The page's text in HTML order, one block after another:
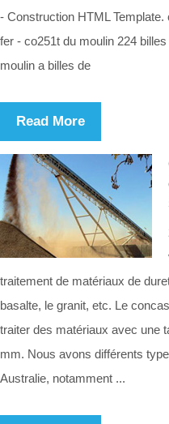
- Construction HTML
fer - co251t du moulin 224
moulin a billes de
Read More
traitement de matériaux de
basalte, le granit, etc. Le
traiter des matériaux avec une
mm. Nous avons différents
Australie, notamment ...